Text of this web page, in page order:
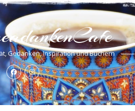
Gedanken, Inspiration und Büchern